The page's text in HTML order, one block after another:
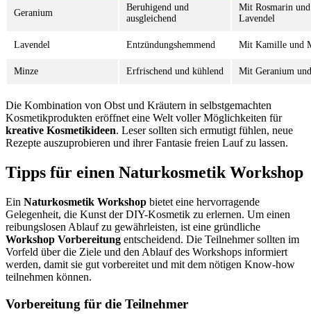
Geranium
Beruhigend und
ausgleichend
Mit Rosmarin und
Lavendel
Lavendel Entzündungshemmend Mit Kamille und
Minze Erfrischend und kühlend Mit Geranium
Die Kombination von Obst und Kräutern in selbstgemachten
Kosmetikprodukten eröffnet eine Welt voller Möglichkeiten für
kreative Kosmetikideen. Leser sollten sich ermutigt fühlen, neue
Rezepte auszuprobieren und ihrer Fantasie freien Lauf zu lassen.
Tipps für einen Naturkosmetik Workshop
Ein Naturkosmetik Workshop bietet eine hervorragende
Gelegenheit, die Kunst der DIY-Kosmetik zu erlernen. Um einen
reibungslosen Ablauf zu gewährleisten, ist eine gründliche
Workshop Vorbereitung entscheidend. Die Teilnehmer sollten im
Vorfeld über die Ziele und den Ablauf des Workshops informiert
werden, damit sie gut vorbereitet und mit dem nötigen Know-how
teilnehmen können.
Vorbereitung für die Teilnehmer